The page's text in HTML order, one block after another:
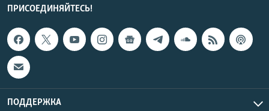
ПРИСОЕДИНЯЙТЕСЬ!
ПОДДЕРЖКА